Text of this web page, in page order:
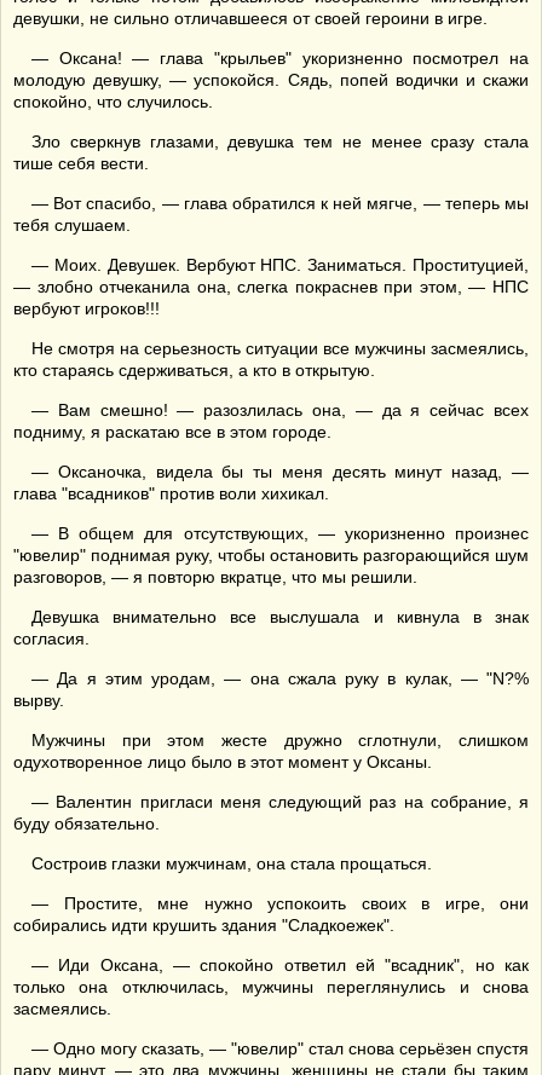
девушки, не сильно отличавшееся от своей героини в игре.
— Оксана! — глава "крыльев" укоризненно посмотрел на
молодую девушку, — успокойся. Сядь, попей водички и скажи
спокойно, что случилось.
Зло сверкнув глазами, девушка тем не менее сразу стала
тише себя вести.
— Вот спасибо, — глава обратился к ней мягче, — теперь мы
тебя слушаем.
— Моих. Девушек. Вербуют НПС. Заниматься. Проституцией,
— злобно отчеканила она, слегка покраснев при этом, — НПС
вербуют игроков!!!
Не смотря на серьезность ситуации все мужчины засмеялись,
кто стараясь сдерживаться, а кто в открытую.
— Вам смешно! — разозлилась она, — да я сейчас всех
подниму, я раскатаю все в этом городе.
— Оксаночка, видела бы ты меня десять минут назад, —
глава "всадников" против воли хихикал.
— В общем для отсутствующих, — укоризненно произнес
"ювелир" поднимая руку, чтобы остановить разгорающийся шум
разговоров, — я повторю вкратце, что мы решили.
Девушка внимательно все выслушала и кивнула в знак
согласия.
— Да я этим уродам, — она сжала руку в кулак, — "N?%
вырву.
Мужчины при этом жесте дружно сглотнули, слишком
одухотворенное лицо было в этот момент у Оксаны.
— Валентин пригласи меня следующий раз на собрание, я
буду обязательно.
Состроив глазки мужчинам, она стала прощаться.
— Простите, мне нужно успокоить своих в игре, они
собирались идти крушить здания "Сладкоежек".
— Иди Оксана, — спокойно ответил ей "всадник", но как
только она отключилась, мужчины переглянулись и снова
засмеялись.
— Одно могу сказать, — "ювелир" стал снова серьёзен спустя
пару минут, — это два мужчины, женщины не стали бы таким